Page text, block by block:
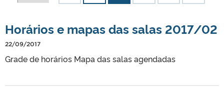
TELEFONES
Horários e mapas das salas 2017/02
22/09/2017
Grade de horários Mapa das salas agendadas